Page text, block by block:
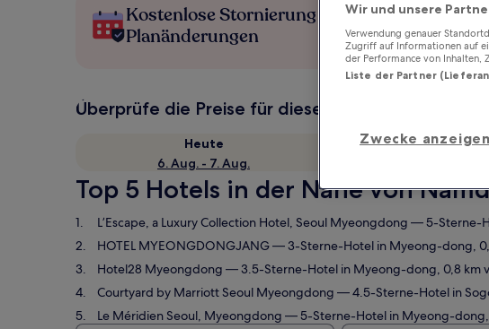
Kostenlose Stornierung bei
Planänderungen
Überprüfe die Preise für diese Daten
Heute
6. Aug. - 7. Aug.
Top 5 Hotels in der Nähe von
L’Escape, a Luxury Collection Hotel, Seoul Myeongdong — 5-Sterne-
HOTEL MYEONGDONGJANG— 3-Sterne-Hotel in Myeong-dong,
Hotel28 Myeongdong — 3.5-Sterne-Hotel in Myeong-dong, 0,8 km
Courtyard by Marriott Seoul Myeongdong — 4.5-Sterne-Hotel in
Le Méridien Seoul, Myeongdong — 5-Sterne-Hotel in Myeong-
Wir und unsere
Verwendung genauer
Zugriff auf Informationen auf
der Performance von Inhalten,
Liste der Partner
Zwecke anzeigen